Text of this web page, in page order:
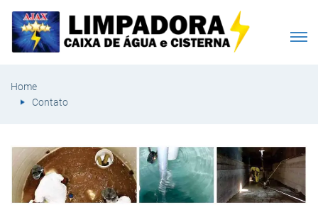
Home
Contato